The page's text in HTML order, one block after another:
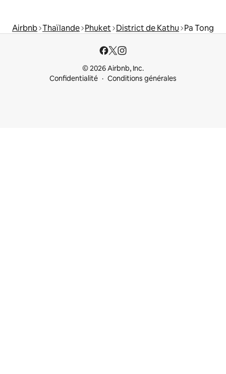
Airbnb Thaïlande Phuket District de Kathu Pa Tong
© 2026 Airbnb, Inc.
Confidentialité
Conditions générales